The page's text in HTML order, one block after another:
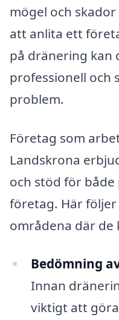
mögel och
att anlita ett
på dränering kan
professionell och
problem.
Företag som
Landskrona
och stöd för
företag. Här
områdena där de
Bedömning
Innan
viktigt att